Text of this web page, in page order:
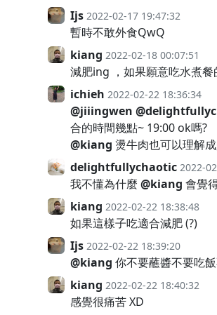
Ijs 2022-02-17 19:47:32
暫時不敢外食QwQ
kiang 2022-02-18 00:07:51
減肥ing ，如果願意吃水煮餐
ichieh 2022-02-22 18:36:34
@jiiingwen
合的時間幾點~ 19:00 ok嗎?
@kiang 燙牛肉也可以理解
delightfullychaotic 2022-
我不懂為什麼 @kiang 會覺
kiang 2022-02-22 18:38:48
如果這樣子吃適合減肥 (?)
Ijs 2022-02-22 18:39:20
@kiang 你不要蘸醬不要吃
kiang 2022-02-22 18:40:32
感覺很痛苦 XD